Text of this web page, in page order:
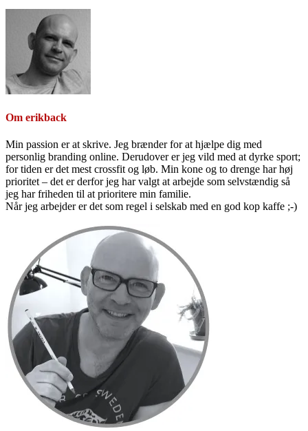
Om erikback
Min passion er at skrive. Jeg brænder for at hjælpe dig med
personlig branding online. Derudover er jeg vild med at dyrke sport;
for tiden er det mest crossfit og løb. Min kone og to drenge har høj
prioritet – det er derfor jeg har valgt at arbejde som selvstændig så
jeg har friheden til at prioritere min familie.
Når jeg arbejder er det som regel i selskab med en god kop kaffe ;-)
Sidebar